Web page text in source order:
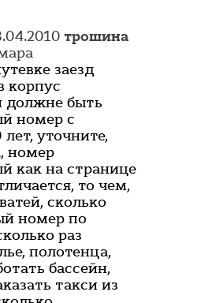
трошина
заезд
корпус
должне быть
номер с
уточните,
номер
как на странице
то чем,
сколько
номер по
раз
полотенца,
бассейн,
такси из